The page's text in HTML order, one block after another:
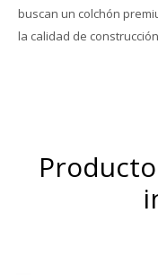
buscan un colchón
la calidad de